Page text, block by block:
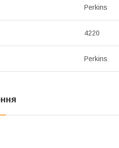
Perkins
4220
Perkins